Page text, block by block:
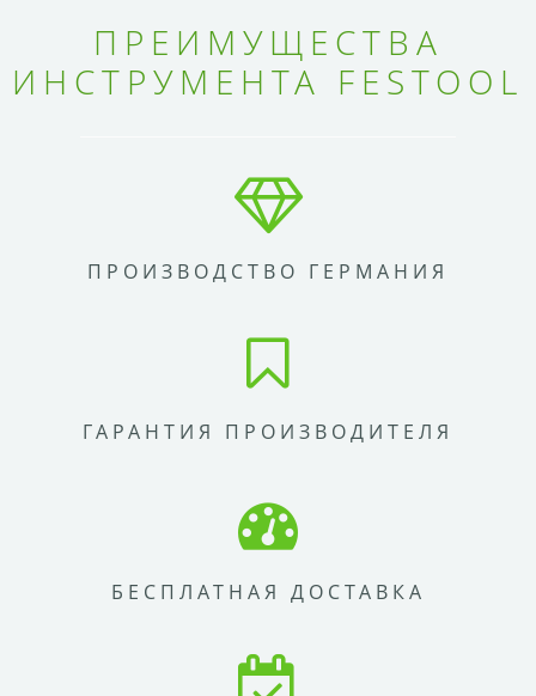
ПРЕИМУЩЕСТВА
ИНСТРУМЕНТА FESTOOL
ПРОИЗВОДСТВО ГЕРМАНИЯ
ГАРАНТИЯ ПРОИЗВОДИТЕЛЯ
БЕСПЛАТНАЯ ДОСТАВКА